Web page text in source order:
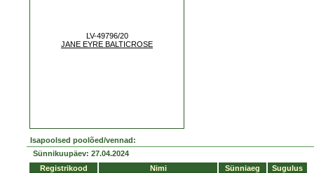
LV-49796/20
JANE EYRE BALTICROSE
Isapoolsed poolõed/vennad:
Sünnikuupäev: 27.04.2024
Registrikood
Nimi Sünniaeg
Sugulus